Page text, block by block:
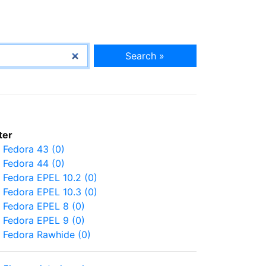
Search »
Fedora 43 (0)
Fedora 44 (0)
Fedora EPEL 10.2 (0)
Fedora EPEL 10.3 (0)
Fedora EPEL 8 (0)
Fedora EPEL 9 (0)
Fedora Rawhide (0)